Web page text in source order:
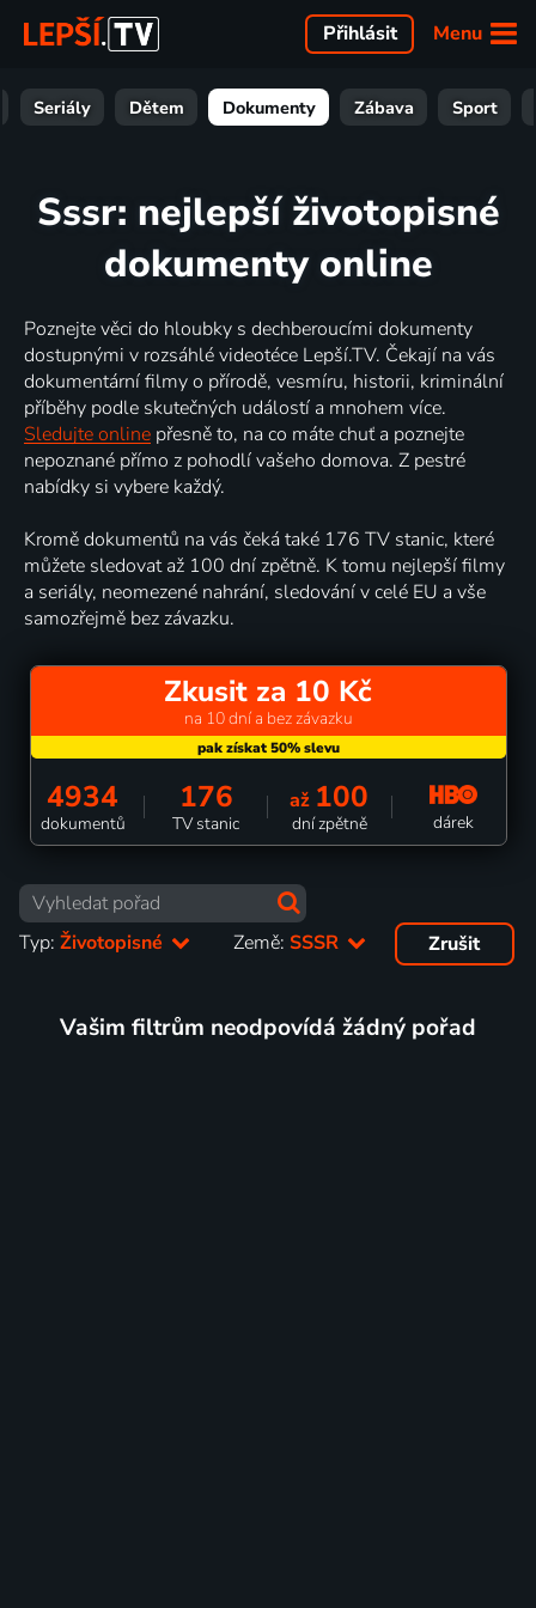
Menu
Přihlásit
Seriály Dětem Dokumenty Zábava Sport
Sssr: nejlepší životopisné
dokumenty online
Poznejte věci do hloubky s dechberoucími dokumenty
dostupnými v rozsáhlé videotéce Lepší.TV. Čekají na vás
dokumentární filmy o přírodě, vesmíru, historii, kriminální
příběhy podle skutečných událostí a mnohem více.
Sledujte online přesně to, na co máte chuť a poznejte
nepoznané přímo z pohodlí vašeho domova. Z pestré
nabídky si vybere každý.
Kromě dokumentů na vás čeká také 176 TV stanic, které
můžete sledovat až 100 dní zpětně. K tomu nejlepší filmy
a seriály, neomezené nahrání, sledování v celé EU a vše
samozřejmě bez závazku.
Zkusit za 10 Kč
na 10 dní a bez závazku
4934
dokumentů
176
TV stanic
až 100
dní zpětně dárek
Typ: Životopisné Země:SSSR Zrušit
Vašim filtrům neodpovídá žádný pořad